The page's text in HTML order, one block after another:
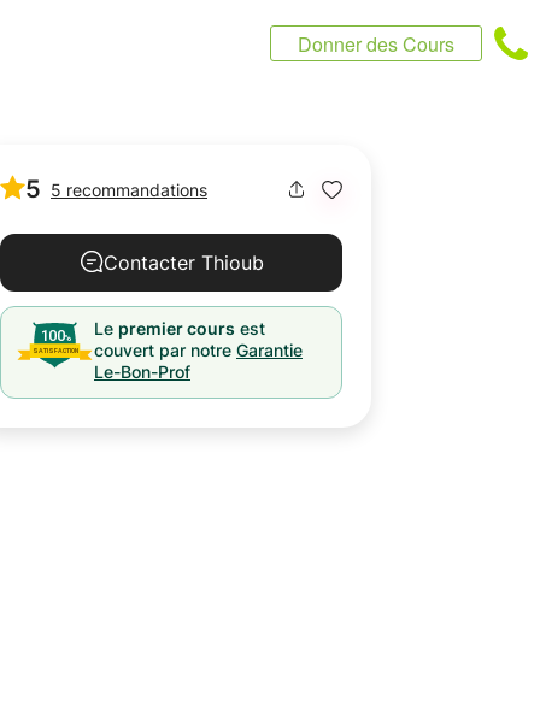
Donner des Cours
5 5 recommandations
Contacter Thioub
Le premier cours est
couvert par notre Garantie
Le-Bon-Prof